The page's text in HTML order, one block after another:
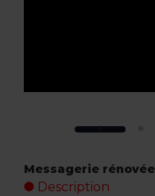
Messagerie
Description